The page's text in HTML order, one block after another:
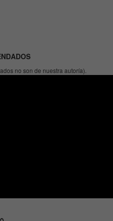
no son de nuestra autoría).